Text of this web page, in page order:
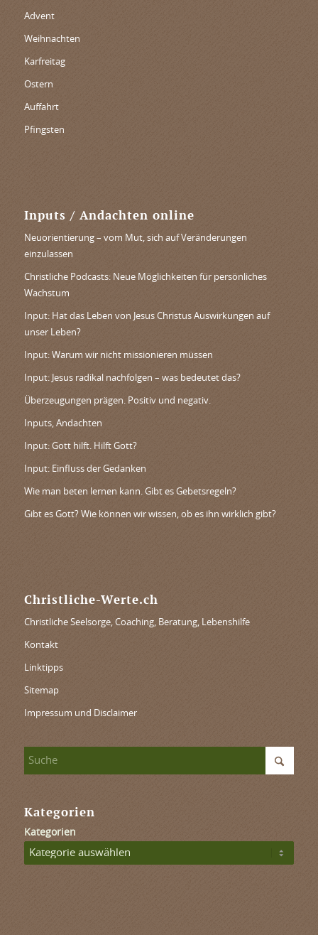
Advent
Weihnachten
Karfreitag
Ostern
Auffahrt
Pfingsten
Inputs / Andachten online
Neuorientierung – vom Mut, sich auf Veränderungen
einzulassen
Christliche Podcasts: Neue Möglichkeiten für persönliches
Wachstum
Input: Hat das Leben von Jesus Christus Auswirkungen auf
unser Leben?
Input: Warum wir nicht missionieren müssen
Input: Jesus radikal nachfolgen – was bedeutet das?
Überzeugungen prägen. Positiv und negativ.
Inputs, Andachten
Input: Gott hilft. Hilft Gott?
Input: Einfluss der Gedanken
Wie man beten lernen kann. Gibt es Gebetsregeln?
Gibt es Gott? Wie können wir wissen, ob es ihn wirklich gibt?
Christliche-Werte.ch
Christliche Seelsorge, Coaching, Beratung, Lebenshilfe
Kontakt
Linktipps
Sitemap
Impressum und Disclaimer
Kategorien
Kategorien